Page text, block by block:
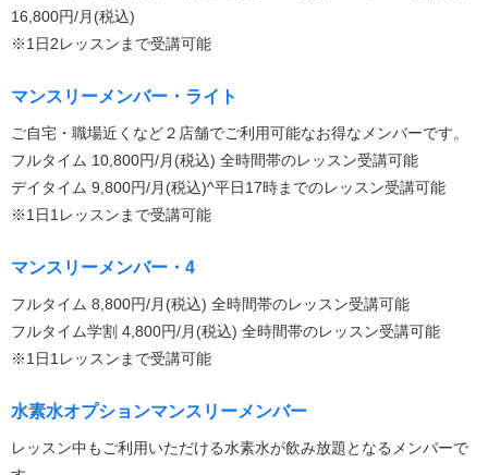
16,800円/月(税込)
※1日2レッスンまで受講可能
マンスリーメンバー・ライト
ご自宅・職場近くなど２店舗でご利用可能なお得なメンバーです。
フルタイム 10,800円/月(税込) 全時間帯のレッスン受講可能
デイタイム 9,800円/月(税込)^平日17時までのレッスン受講可能
※1日1レッスンまで受講可能
マンスリーメンバー・4
フルタイム 8,800円/月(税込) 全時間帯のレッスン受講可能
フルタイム学割 4,800円/月(税込) 全時間帯のレッスン受講可能
※1日1レッスンまで受講可能
水素水オプションマンスリーメンバー
レッスン中もご利用いただける水素水が飲み放題となるメンバーで